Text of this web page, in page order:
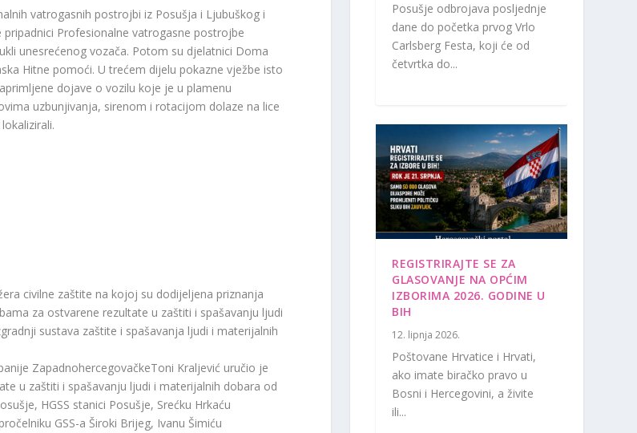
vatrogasnih postrojbi iz Posušja i Ljubuškog i
Profesionalne vatrogasne postrojbe
unesrećenog vozača. Potom su djelatnici Doma
Hitne pomoći. U trećem dijelu pokazne vježbe isto
dojave o vozilu koje je u plamenu
uzbunjivanja, sirenom i rotacijom dolaze na lice
civilne zaštite na kojoj su dodijeljena priznanja
za ostvarene rezultate u zaštiti i spašavanju ljudi
sustava zaštite i spašavanja ljudi i materijalnih
ZapadnohercegovačkeToni Kraljević uručio je
u zaštiti i spašavanju ljudi i materijalnih dobara od
HGSS stanici Posušje, Srećku Hrkaću
GSS-a Široki Brijeg, Ivanu Šimiću
Posušje odbrojava posljednje
dane do početka prvog Vrlo
Carlsberg Festa, koji će od
četvrtka do...
REGISTRIRAJTE SE ZA
GLASOVANJE NA OPĆIM
IZBORIMA 2026. GODINE U
BIH
12. lipnja 2026.
Poštovane Hrvatice i Hrvati,
ako imate biračko pravo u
Bosni i Hercegovini, a živite
ili...